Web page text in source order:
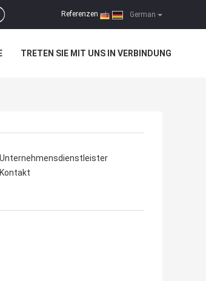
German
Referenzen |
TRETEN SIE MIT UNS IN VERBINDUNG
Unternehmensdienstleister
Kontakt